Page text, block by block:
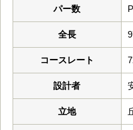
パー数
全長
コースレート
設計者
立地